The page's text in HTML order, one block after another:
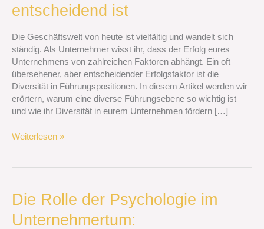
entscheidend ist
Die Geschäftswelt von heute ist vielfältig und wandelt sich
ständig. Als Unternehmer wisst ihr, dass der Erfolg eures
Unternehmens von zahlreichen Faktoren abhängt. Ein oft
übersehener, aber entscheidender Erfolgsfaktor ist die
Diversität in Führungspositionen. In diesem Artikel werden wir
erörtern, warum eine diverse Führungsebene so wichtig ist
und wie ihr Diversität in eurem Unternehmen fördern […]
Vielfalt
der
Spitze
entscheidend
ist
Weiterlesen »
Die Rolle der Psychologie im
Unternehmertum:
Die
Rolle